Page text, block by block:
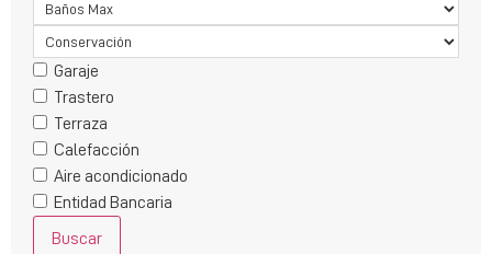
Garaje
Trastero
Terraza
Calefacción
Aire acondicionado
Entidad Bancaria
Buscar